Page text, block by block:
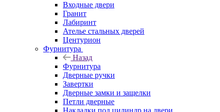
Входные двери
Гранит
Лабиринт
Ателье стальных дверей
Центурион
Фурнитура
Назад
Фурнитура
Дверные ручки
Завертки
Дверные замки и защелки
Петли дверные
Накладки под цилиндр на двери